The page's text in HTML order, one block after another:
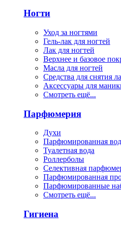
Ногти
Уход за ногтями
Гель-лак для ногтей
Лак для ногтей
Верхнее и базовое
Масла для ногтей
Средства для снятия
Аксессуары для
Смотреть ещё...
Парфюмерия
Духи
Парфюмированная
Туалетная вода
Роллерболы
Селективная
Парфюмированная
Парфюмированные
Смотреть ещё...
Гигиена